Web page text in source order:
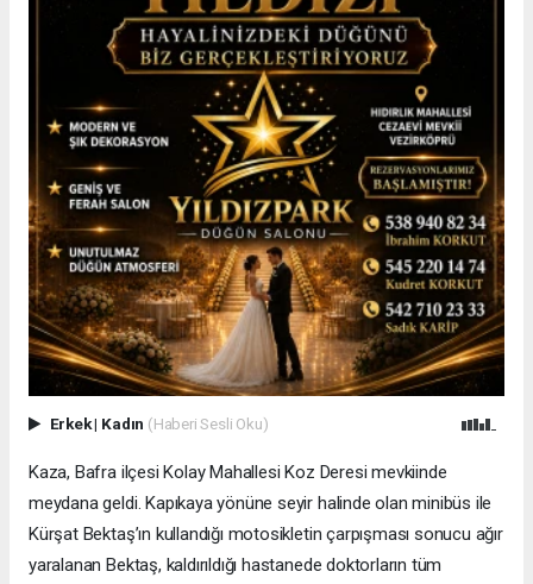
Erkek| Kadın (Haberi Sesli Oku)
Kaza, Bafra ilçesi Kolay Mahallesi Koz Deresi mevkiinde
meydana geldi. Kapıkaya yönüne seyir halinde olan minibüs ile
Kürşat Bektaş’ın kullandığı motosikletin çarpışması sonucu ağır
yaralanan Bektaş, kaldırıldığı hastanede doktorların tüm